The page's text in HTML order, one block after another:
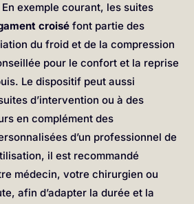
exemple courant, les suites
croisé font partie des
du froid et de la compression
pour le confort et la reprise
Le dispositif peut aussi
d’intervention ou à des
en complément des
d’un professionnel de
il est recommandé
médecin, votre chirurgien ou
afin d’adapter la durée et la